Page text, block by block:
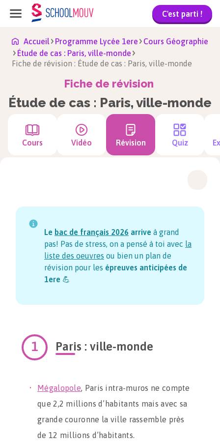
C'est parti !
Accueil Programme Lycée 1ere
Cours Géographie
Étude de cas : Paris, ville-monde
Fiche de révision : Étude de cas : Paris, ville-monde
Fiche de révision
Étude de cas : Paris, ville-monde
Cours Vidéo Révision Quiz
Le bac de français 2026 arrive à grand
pas! Pas de stress, on a pensé à toi avec la
liste des oeuvres ou bien un plan de
révision pour les épreuves anticipées de
1ere 💪
Paris : ville-monde
Mégalopole, Paris intra-muros ne compte
que 2,2 millions d’habitants mais avec sa
grande couronne la ville rassemble près
de 12 millions d’habitants.